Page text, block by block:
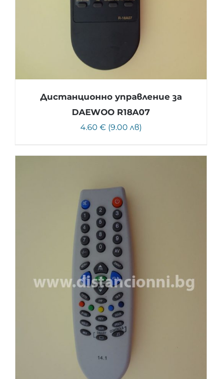
Дистанционно управление за
DAEWOO R18A07
4.60 € (9.00 лв)